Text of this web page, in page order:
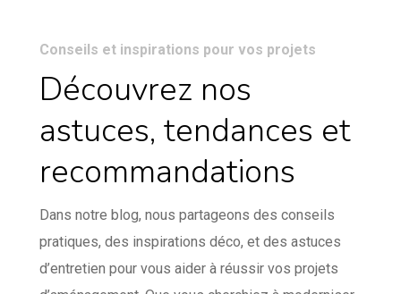
Conseils et inspirations pour vos projets
Découvrez nos
astuces, tendances et
recommandations
Dans notre blog, nous partageons des conseils
pratiques, des inspirations déco, et des astuces
d’entretien pour vous aider à réussir vos projets